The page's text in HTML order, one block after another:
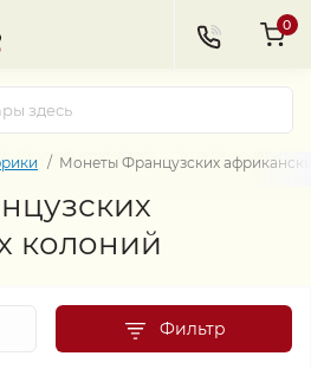
0
Монеты Французских
колоний
Фильтр